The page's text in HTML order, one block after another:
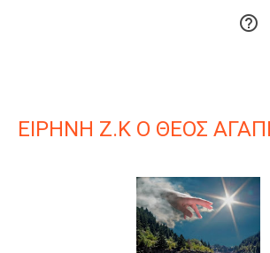

ΕΙΡΗΝΗ Ζ.Κ Ο ΘΕΟΣ